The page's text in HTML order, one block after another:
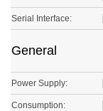
Serial Interface:
Power Supply:
Consumption: